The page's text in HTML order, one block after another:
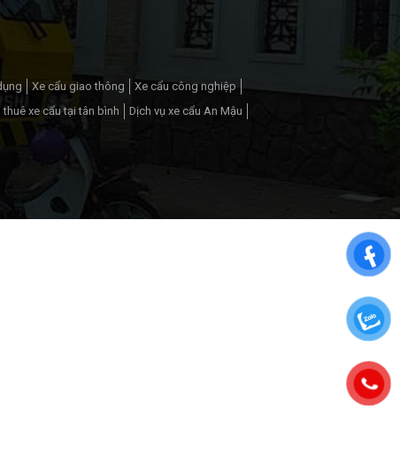
Xe cẩu giao thông
Xe cẩu công nghiệp
thuê xe cẩu tại tân bình
Dịch vụ xe cẩu An Mậu